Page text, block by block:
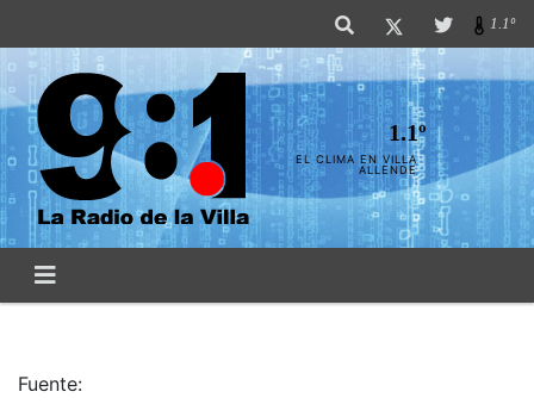
1.1º
1.1º
EL CLIMA EN VILLA
ALLENDE
Fuente: